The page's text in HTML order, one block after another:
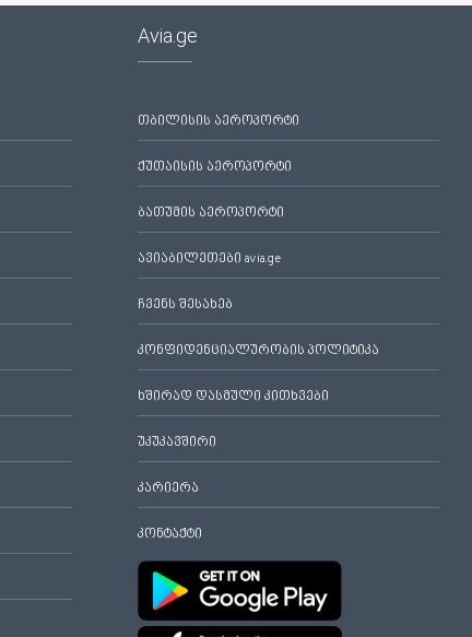
Avia.ge
თბილისის აეროპორტი
ქუთაისის აეროპორტი
ბათუმის აეროპორტი
ავიაბილეთები avia.ge
ჩვენს შესახებ
კონფიდენციალურობის პოლიტიკა
ხშირად დასმული კითხვები
უკუკავშირი
კარიერა
კონტაქტი